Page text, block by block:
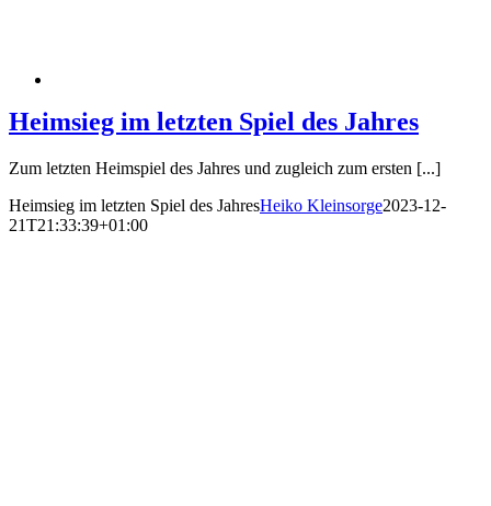
Heimsieg im letzten Spiel des Jahres
Zum letzten Heimspiel des Jahres und zugleich zum ersten [...]
Heimsieg im letzten Spiel des JahresHeiko Kleinsorge2023-12-
21T21:33:39+01:00